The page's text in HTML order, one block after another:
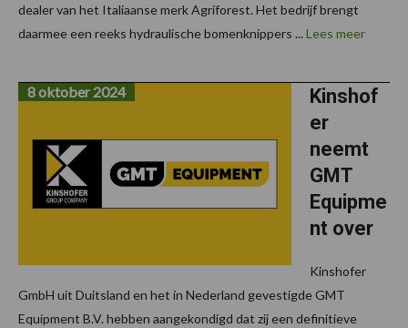
dealer van het Italiaanse merk Agriforest. Het bedrijf brengt
daarmee een reeks hydraulische bomenknippers ... Lees meer
Kinshof
er
neemt
GMT
Equipme
nt over
8 oktober 2024
Kinshofer
GmbH uit Duitsland en het in Nederland gevestigde GMT
Equipment B.V. hebben aangekondigd dat zij een definitieve